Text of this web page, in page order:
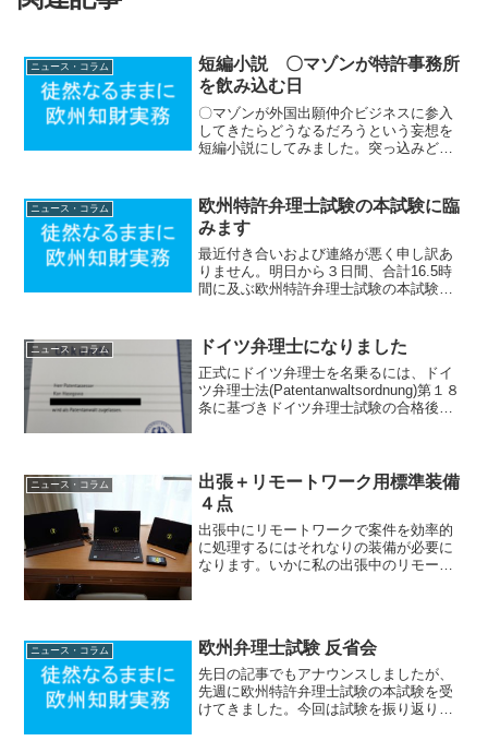
ニュース・コラム
短編小説 〇マゾンが特許事務所
を飲み込む日
〇マゾンが外国出願仲介ビジネスに参入
してきたらどうなるだろうという妄想を
短編小説にしてみました。突っ込みどこ
＊＊＊＊＊＊＊＊＊＊＊＊＊＊＊＊＊＊
＊＊＊＊＊＊＊＊＊＊＊...
ニュース・コラム
欧州特許弁理士試験の本試験に臨
みます
最近付き合いおよび連絡が悪く申し訳あ
りません。明日から３日間、合計16.5時
間に及ぶ欧州特許弁理士試験の本試験に
いか大して緊張しなかったのですが、今
年はなまじ健康のせい...
ニュース・コラム ドイツ弁理士になりました
正式にドイツ弁理士を名乗るには、ドイ
ツ弁理士法(Patentanwaltsordnung)第１８
条に基づきドイツ弁理士試験の合格後、
誓...
ニュース・コラム
出張＋リモートワーク用標準装備
４点
出張中にリモートワークで案件を効率的
に処理するにはそれなりの装備が必要に
なります。いかに私の出張中のリモート
ニュース・コラム 欧州弁理士試験 反省会
先日の記事でもアナウンスしましたが、
先週に欧州特許弁理士試験の本試験を受
けてきました。今回は試験を振り返りた